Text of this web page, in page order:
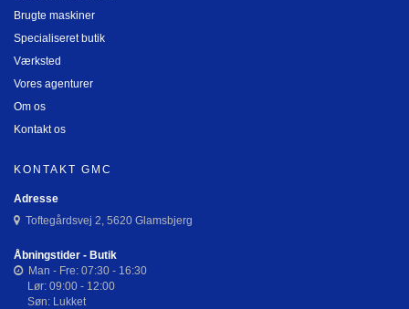
Brugte maskiner
Specialiseret butik
Værksted
Vores agenturer
Om os
Kontakt os
KONTAKT GMC
Adresse
Toftegårdsvej 2, 5620 Glamsbjerg
Åbningstider - Butik
Man - Fre: 07:30 - 16:30
Lør: 09:00 - 12:00
Søn: Lukket